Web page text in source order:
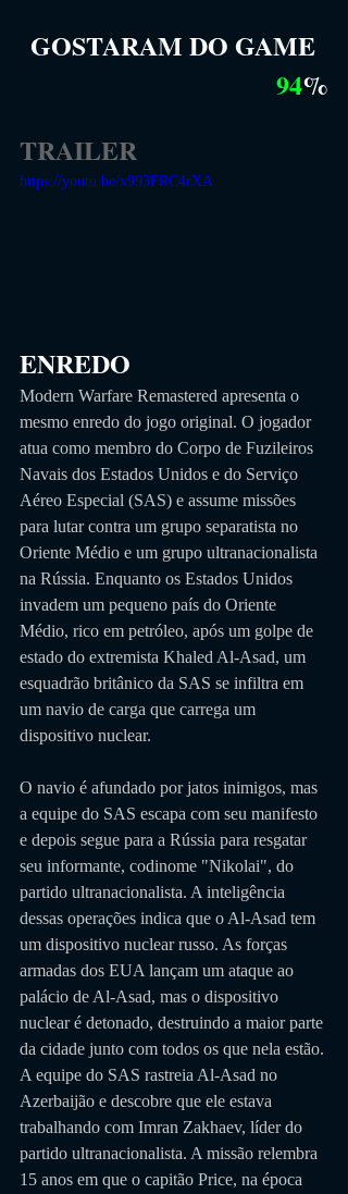
GOSTARAM DO GAME
94%
TRAILER
https://youtu.be/x993FRC4rXA
ENREDO
Modern Warfare Remastered apresenta o
mesmo enredo do jogo original. O jogador
atua como membro do Corpo de Fuzileiros
Navais dos Estados Unidos e do Serviço
Aéreo Especial (SAS) e assume missões
para lutar contra um grupo separatista no
Oriente Médio e um grupo ultranacionalista
na Rússia. Enquanto os Estados Unidos
invadem um pequeno país do Oriente
Médio, rico em petróleo, após um golpe de
estado do extremista Khaled Al-Asad, um
esquadrão britânico da SAS se infiltra em
um navio de carga que carrega um
dispositivo nuclear.
O navio é afundado por jatos inimigos, mas
a equipe do SAS escapa com seu manifesto
e depois segue para a Rússia para resgatar
seu informante, codinome "Nikolai", do
partido ultranacionalista. A inteligência
dessas operações indica que o Al-Asad tem
um dispositivo nuclear russo. As forças
armadas dos EUA lançam um ataque ao
palácio de Al-Asad, mas o dispositivo
nuclear é detonado, destruindo a maior parte
da cidade junto com todos os que nela estão.
A equipe do SAS rastreia Al-Asad no
Azerbaijão e descobre que ele estava
trabalhando com Imran Zakhaev, líder do
partido ultranacionalista. A missão relembra
15 anos em que o capitão Price, na época